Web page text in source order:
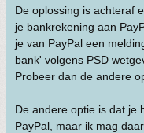
De oplossing is achteraf
je bankrekening aan
je van PayPal een
bank' volgens PSD
Probeer dan de andere
De andere optie is dat je
PayPal, maar ik mag